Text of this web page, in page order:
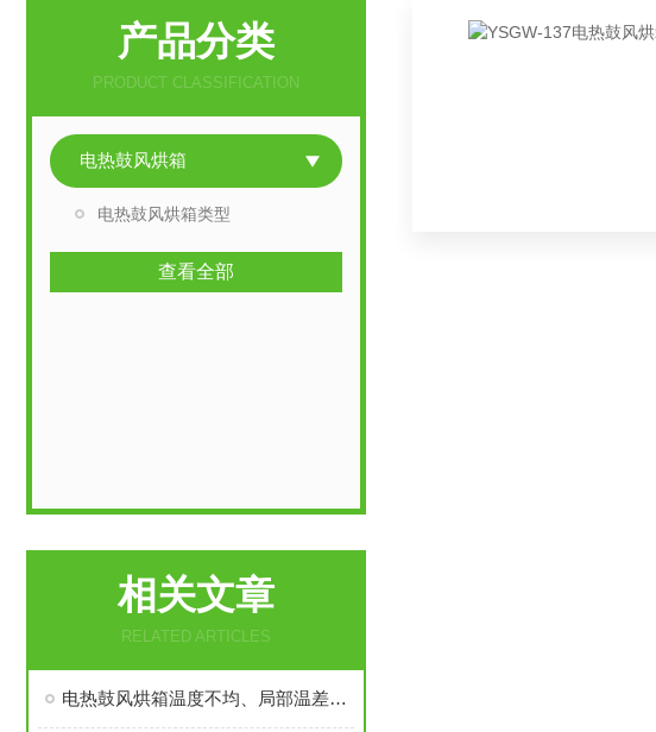
产品分类
PRODUCT CLASSIFICATION
电热鼓风烘箱
电热鼓风烘箱类型
查看全部
相关文章
RELATED ARTICLES
电热鼓风烘箱温度不均、局部温差过大原因及整改方案